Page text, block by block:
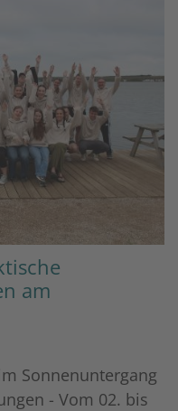
am
Sonnenuntergang
- Vom 02. bis